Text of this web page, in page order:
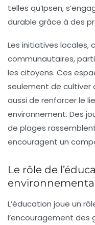
telles qu’Ipsen,
durable grâce à des
Les initiatives locales,
communautaires,
les citoyens. Ces
seulement de cultiver
aussi de renforcer le
environnement. Des
de plages
encouragent un
Le rôle de
L’éducation joue un
l’encouragement des